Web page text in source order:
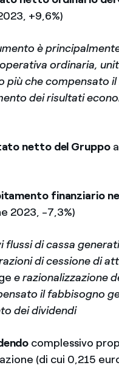
+9,6%)
è
ordinaria,
più che compensato
dei risultati
netto del Gruppoa
finanziario
2023, -7,3%)
flussi di cassa
di cessione di
e razionalizzazione
il fabbisogno
dei dividendi
complessivo
(di cui 0,215